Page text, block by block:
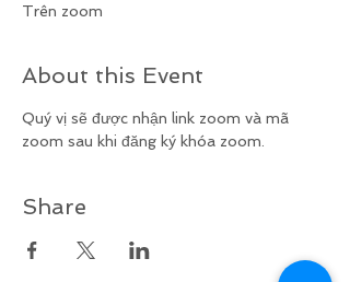
Trên zoom
About this Event
Quý vị sẽ được nhận link zoom và mã
zoom sau khi đăng ký khóa zoom.
Share